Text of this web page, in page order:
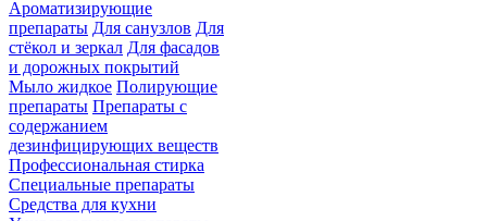
Ароматизирующие
препараты Для санузлов Для
стёкол и зеркал Для фасадов
и дорожных покрытий
Мыло жидкое Полирующие
препараты Препараты с
содержанием
дезинфицирующих веществ
Профессиональная стирка
Специальные препараты
Средства для кухни